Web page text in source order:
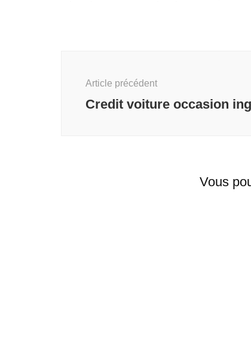
Article précédent
Credit voiture occasion ing
Vous